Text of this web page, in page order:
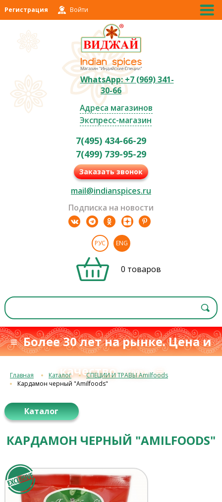
Регистрация Войти
WhatsApp: +7 (969) 341-
30-66
Адреса магазинов
Экспресс-магазин
7(495) 434-66-29
7(499) 739-95-29
Заказать звонок
mail@indianspices.ru
Подписка на новости
РУС ENG
0 товаров
≡ Более 30 лет на рынке. Цена и
качествос 1993 г.≡
Главная Каталог
СПЕЦИИ И ТРАВЫ Amilfoods
Кардамон черный "Amilfoods"
Каталог
КАРДАМОН ЧЕРНЫЙ "AMILFOODS"